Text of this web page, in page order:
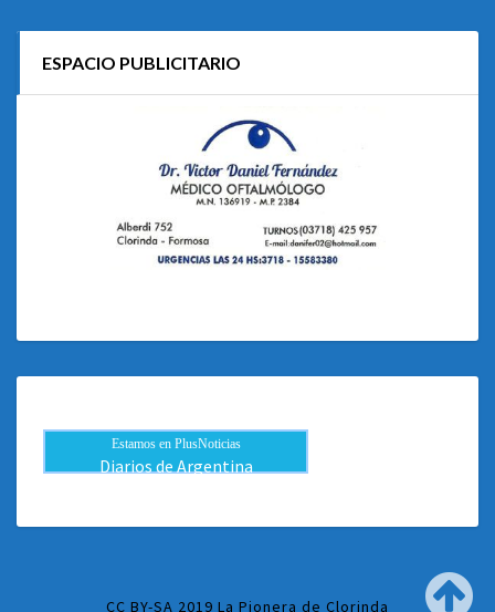
ESPACIO PUBLICITARIO
Estamos en PlusNoticias
Diarios de Argentina
CC BY-SA 2019 La Pionera de Clorinda